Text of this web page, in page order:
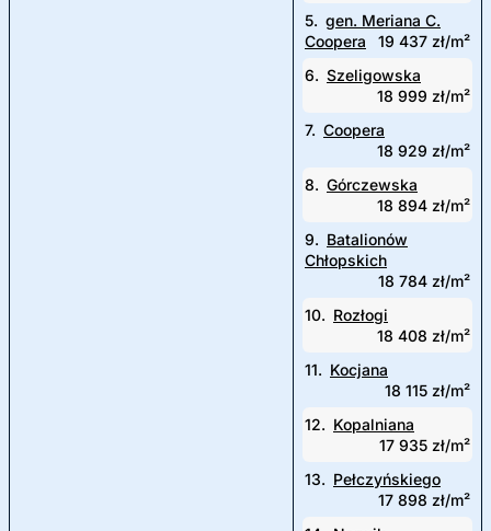
5. gen. Meriana C.
Coopera
19 437 zł/m²
6. Szeligowska
18 999 zł/m²
7. Coopera
18 929 zł/m²
8. Górczewska
18 894 zł/m²
9. Batalionów
Chłopskich
18 784 zł/m²
10. Rozłogi
18 408 zł/m²
11. Kocjana
18 115 zł/m²
12. Kopalniana
17 935 zł/m²
13. Pełczyńskiego
17 898 zł/m²